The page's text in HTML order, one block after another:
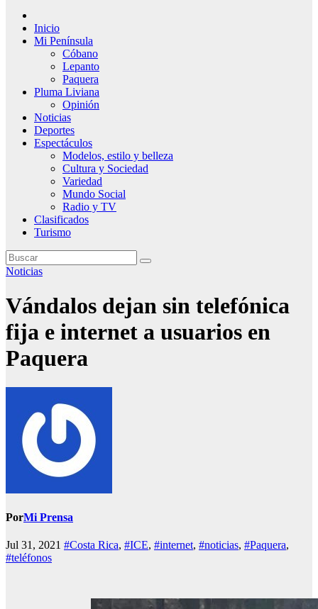
Inicio
Mi Península
Cóbano
Lepanto
Paquera
Pluma Liviana
Opinión
Noticias
Deportes
Espectáculos
Modelos, estilo y belleza
Cultura y Sociedad
Variedad
Mundo Social
Radio y TV
Clasificados
Turismo
Noticias
Vándalos dejan sin telefónica
fija e internet a usuarios en
Paquera
PorMi Prensa
Jul 31, 2021 #Costa Rica, #ICE, #internet, #noticias, #Paquera,
#teléfonos